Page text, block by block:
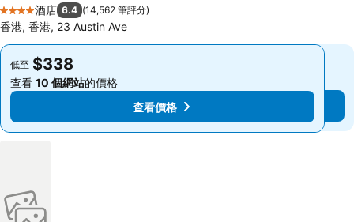
4 星級
酒店 6.4 (14,562 筆評分)
香港, 香港, 23 Austin Ave
低至 $338
查看 10 個網站的價格
查看價格
低至 $338
查看 10 個網站的價格
查看價格